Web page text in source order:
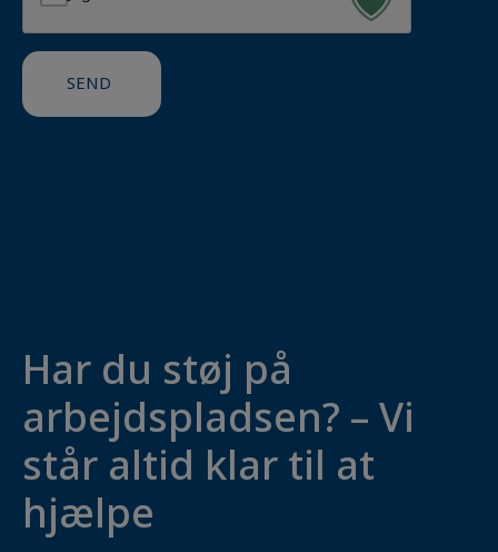
SEND
Har du støj på
arbejdspladsen? – Vi
står altid klar til at
hjælpe